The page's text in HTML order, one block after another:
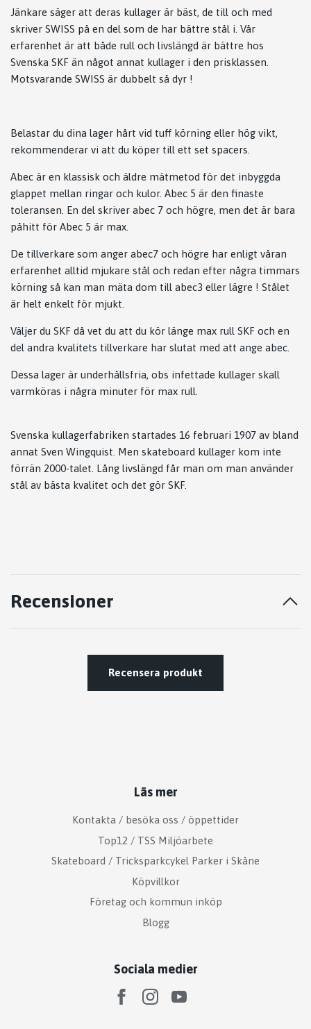
Jänkare säger att deras kullager är bäst, de till och med
skriver SWISS på en del som de har bättre stål i. Vår
erfarenhet är att både rull och livslängd är bättre hos
Svenska SKF än något annat kullager i den prisklassen.
Motsvarande SWISS är dubbelt så dyr !
Belastar du dina lager hårt vid tuff körning eller hög vikt,
rekommenderar vi att du köper till ett set spacers.
Abec är en klassisk och äldre mätmetod för det inbyggda
glappet mellan ringar och kulor. Abec 5 är den finaste
toleransen. En del skriver abec 7 och högre, men det är bara
påhitt för Abec 5 är max.
De tillverkare som anger abec7 och högre har enligt våran
erfarenhet alltid mjukare stål och redan efter några timmars
körning så kan man mäta dom till abec3 eller lägre ! Stålet
är helt enkelt för mjukt.
Väljer du SKF då vet du att du kör länge max rull SKF och en
del andra kvalitets tillverkare har slutat med att ange abec.
Dessa lager är underhållsfria, obs infettade kullager skall
varmköras i några minuter för max rull.
Svenska kullagerfabriken startades 16 februari 1907 av bland
annat Sven Wingquist. Men skateboard kullager kom inte
förrän 2000-talet. Lång livslängd får man om man använder
stål av bästa kvalitet och det gör SKF.
Recensioner
Recensera produkt
Läs mer
Kontakta / besöka oss / öppettider
Top12 / TSS Miljöarbete
Skateboard / Tricksparkcykel Parker i Skåne
Köpvillkor
Företag och kommun inköp
Blogg
Sociala medier